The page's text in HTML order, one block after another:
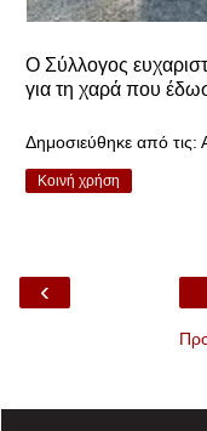
Ο Σύλλογος
για τη χαρά που
Δημοσιεύθηκε από τις:
Κοινή χρήση
‹